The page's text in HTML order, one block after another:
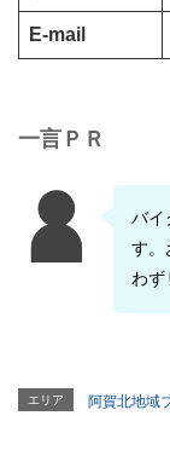
E-mail
一言ＰＲ
バイ
す。
わず
エリア 阿賀北地域